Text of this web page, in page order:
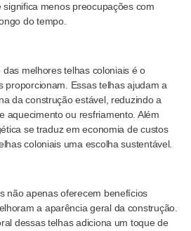
menos preocupações com
do tempo.
melhores telhas coloniais é o
proporcionam. Essas telhas ajudam a
da construção estável, reduzindo a
aquecimento ou resfriamento. Além
se traduz em economia de custos
coloniais uma escolha sustentável.
não apenas oferecem benefícios
a aparência geral da construção.
dessas telhas adiciona um toque de